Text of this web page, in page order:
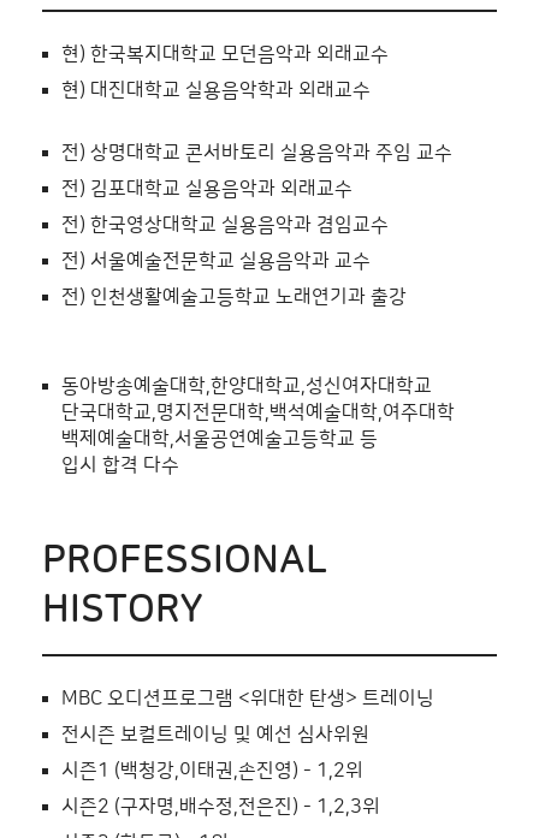
현) 한국복지대학교 모던음악과 외래교수
현) 대진대학교 실용음악학과 외래교수
전) 상명대학교 콘서바토리 실용음악과 주임 교수
전) 김포대학교 실용음악과 외래교수
전) 한국영상대학교 실용음악과 겸임교수
전) 서울예술전문학교 실용음악과 교수
전) 인천생활예술고등학교 노래연기과 출강
동아방송예술대학,한양대학교,성신여자대학교
단국대학교,명지전문대학,백석예술대학,여주대학
백제예술대학,서울공연예술고등학교 등
입시 합격 다수
PROFESSIONAL
HISTORY
MBC 오디션프로그램 <위대한 탄생> 트레이닝
전시즌 보컬트레이닝 및 예선 심사위원
시즌1 (백청강,이태권,손진영) - 1,2위
시즌2 (구자명,배수정,전은진) - 1,2,3위